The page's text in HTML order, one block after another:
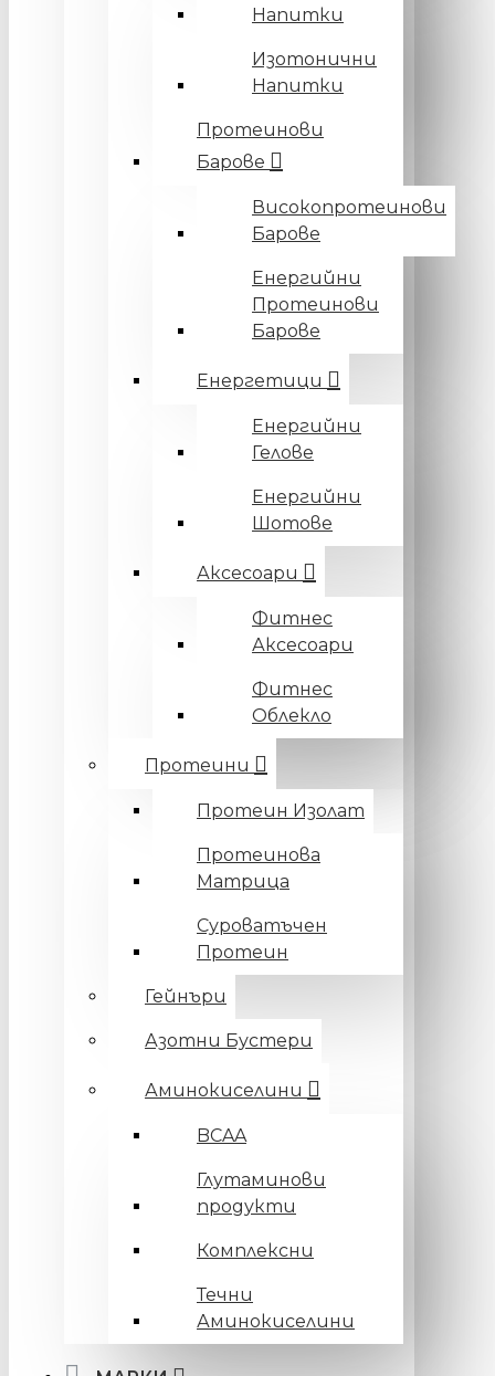
Напитки
Изотонични
Напитки
Протеинови
Барове
Високопротеинови
Барове
Енергийни
Протеинови
Барове
Енергетици
Енергийни
Гелове
Енергийни
Шотове
Аксесоари
Фитнес
Аксесоари
Фитнес
Облекло
Протеини
Протеин Изолат
Протеинова
Матрица
Суроватъчен
Протеин
Гейнъри
Азотни Бустери
Аминокиселини
BCAA
Глутаминови
продукти
Комплексни
Течни
Аминокиселини